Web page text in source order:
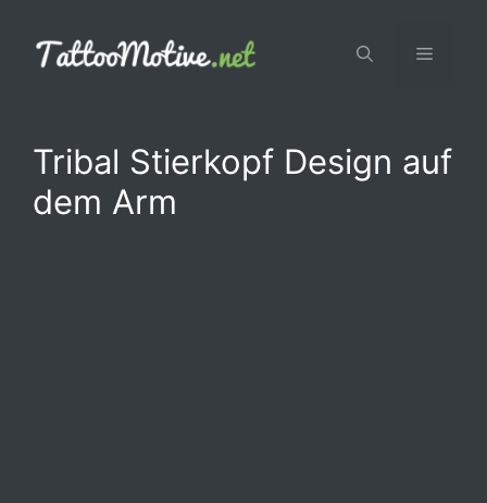
Inhalt
springen
Menü
Tribal Stierkopf Design auf
dem Arm